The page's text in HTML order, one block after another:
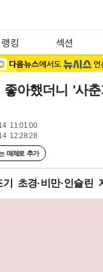
랭킹 섹션
아했더니 '사
11:01:00
12:28:28
매체로 추가
초경·비만·인슐린